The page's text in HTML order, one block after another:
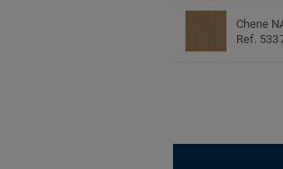
Chene
Ref.